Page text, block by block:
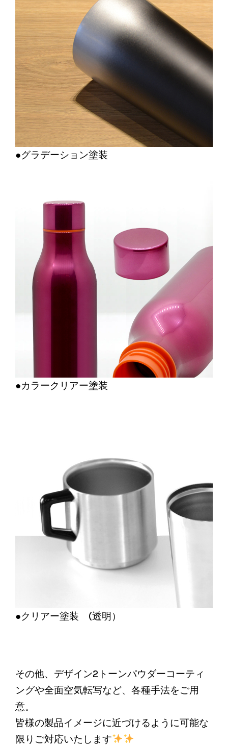
●グラデーション塗装
●カラークリアー塗装
●クリアー塗装 (透明）
その他、デザイン2トーンパウダーコーティ
ングや全面空気転写など、各種手法をご用
意。
皆様の製品イメージに近づけるように可能な
限りご対応いたします